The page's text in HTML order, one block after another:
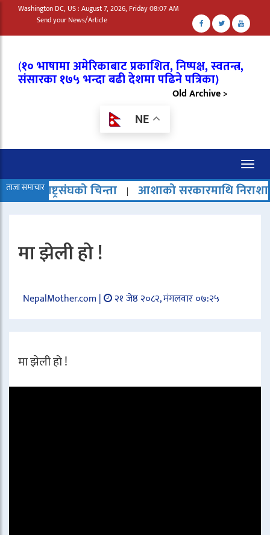
Washington DC, US : August 7, 2026, Friday 08:07 AM
Send your News/Article
(१० भाषामा अमेरिकाबाट प्रकाशित, निष्पक्ष, स्वतन्त्र,
संसारका १७५ भन्दा बढी देशमा पढिने पत्रिका)
Old Archive >
NE
ताजा समाचारचिन्ता | आशाको सरकारमाथि निराशाको बादल |
मा झेली हो !
NepalMother.com | २१ जेष्ठ २०८२, मंगलवार ०७:२५
मा झेली हो !